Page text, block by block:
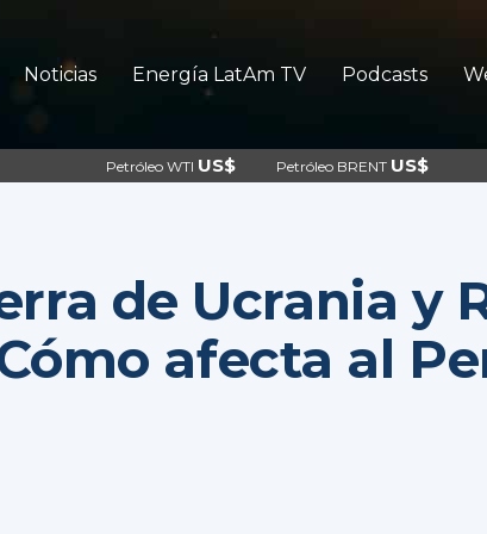
Noticias Energía LatAm TV Podcasts
Petróleo WTI US$ Petróleo BRENT US$
de Ucrania y
afecta al